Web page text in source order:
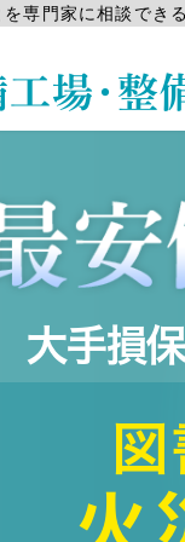
専門家に相談でき
場・
大手損
火